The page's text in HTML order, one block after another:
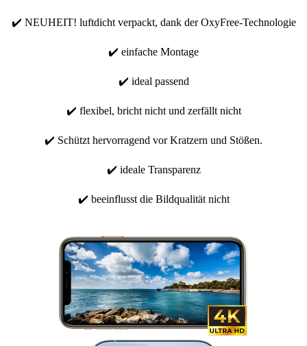
✔️ NEUHEIT! luftdicht verpackt, dank der OxyFree-Technologie
✔️ einfache Montage
✔️ ideal passend
✔️ flexibel, bricht nicht und zerfällt nicht
✔️ Schützt hervorragend vor Kratzern und Stößen.
✔️ ideale Transparenz
✔️ beeinflusst die Bildqualität nicht